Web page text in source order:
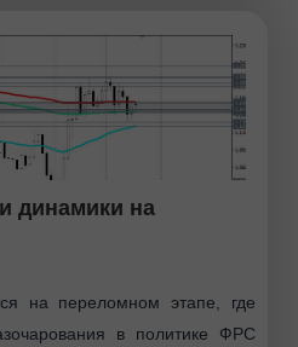
динамики на
на переломном этапе, где
в политике ФРС